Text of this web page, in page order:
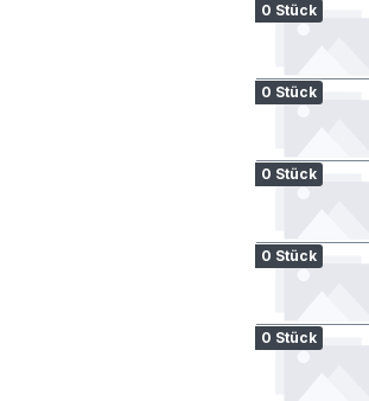
0 Stück
0 Stück
0 Stück
0 Stück
0 Stück